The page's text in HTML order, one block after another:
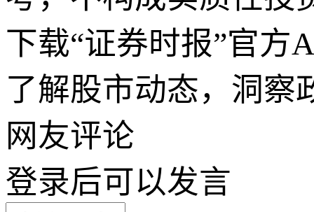
下载“证券时报”官方
了解股市动态，洞察
网友评论
登录后可以发言